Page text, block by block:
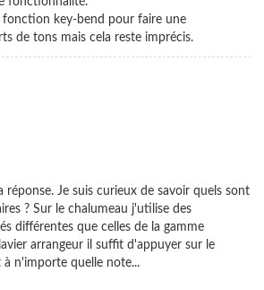
fonction key-bend pour faire une
de tons mais cela reste imprécis.
réponse. Je suis curieux de savoir quels sont
? Sur le chalumeau j'utilise des
différentes que celles de la gamme
arrangeur il suffit d'appuyer sur le
n'importe quelle note...